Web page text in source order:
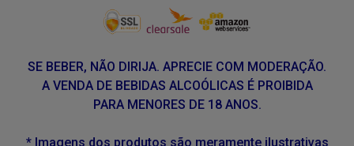
SE BEBER, NÃO DIRIJA. APRECIE COM MODERAÇÃO.
A VENDA DE BEBIDAS ALCOÓLICAS É PROIBIDA
PARA MENORES DE 18 ANOS.
* Imagens dos produtos são meramente ilustrativas